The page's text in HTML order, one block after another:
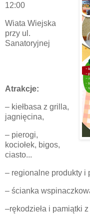
12:00
Wiata Wiejska
przy ul.
Sanatoryjnej
Atrakcje:
– kiełbasa z grilla,
jagnięcina,
– pierogi,
kociołek, bigos,
ciasto...
– regionalne produkty i
– ścianka
–rękodzieła i pamiątki